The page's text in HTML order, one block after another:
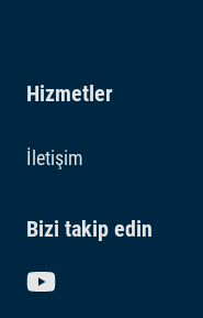
Hizmetler
İletişim
Bizi takip edin